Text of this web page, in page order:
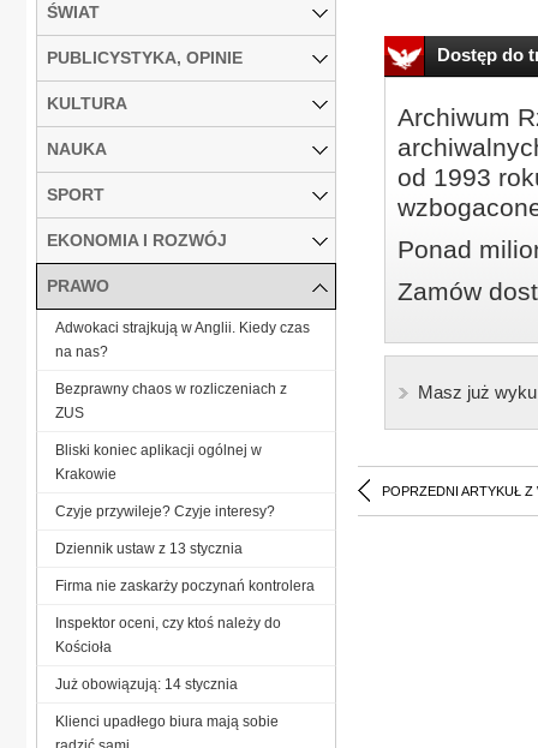
Dostęp do
Archiwum
od 1993
Ponad
Zamów
Masz już
POPRZEDNI ARTYKUŁ Z
ŚWIAT
PUBLICYSTYKA, OPINIE
KULTURA
NAUKA
SPORT
EKONOMIA I ROZWÓJ
PRAWO
Adwokaci strajkują w Anglii. Kiedy czas
na nas?
Bezprawny chaos w rozliczeniach z
ZUS
Bliski koniec aplikacji ogólnej w
Krakowie
Czyje przywileje? Czyje interesy?
Dziennik ustaw z 13 stycznia
Firma nie zaskarży poczynań kontrolera
Inspektor oceni, czy ktoś należy do
Kościoła
Już obowiązują: 14 stycznia
Klienci upadłego biura mają sobie